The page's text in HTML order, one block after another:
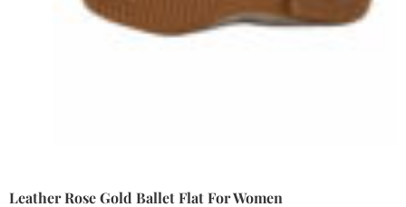
Leather Rose Gold Ballet Flat For Women